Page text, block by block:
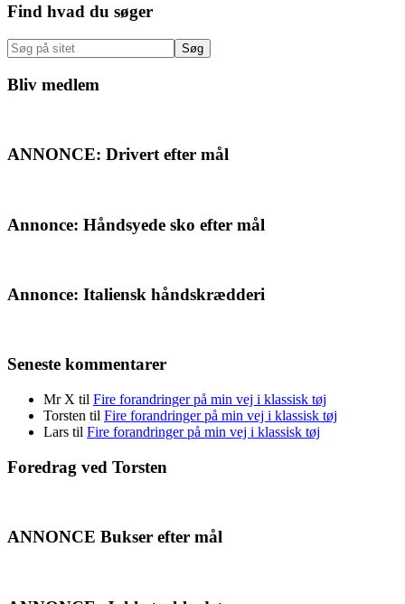
Primær
Sidebar
Find hvad du søger
Søg
på
sitet
Bliv medlem
ANNONCE: Drivert efter mål
Annonce: Håndsyede sko efter mål
Annonce: Italiensk håndskrædderi
Seneste kommentarer
Mr X til Fire forandringer på min vej i klassisk tøj
Torsten til Fire forandringer på min vej i klassisk tøj
Lars til Fire forandringer på min vej i klassisk tøj
Foredrag ved Torsten
ANNONCE Bukser efter mål